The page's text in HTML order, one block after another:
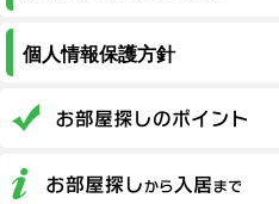
個人情報保護方針